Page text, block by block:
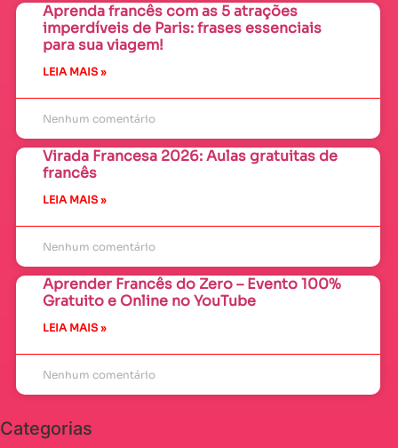
Aprenda francês com as 5 atrações
imperdíveis de Paris: frases essenciais
para sua viagem!
LEIA MAIS »
Nenhum comentário
Virada Francesa 2026: Aulas gratuitas de
francês
LEIA MAIS »
Nenhum comentário
Aprender Francês do Zero – Evento 100%
Gratuito e Online no YouTube
LEIA MAIS »
Nenhum comentário
Categorias